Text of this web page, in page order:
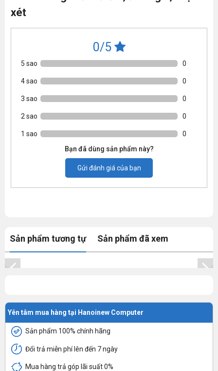
xét
0/5
5 sao 0
4 sao 0
3 sao 0
2 sao 0
1 sao
0
Bạn đã dùng sản phẩm này?
Gửi đánh giá của bạn
Sản phẩm tương tự Sản phẩm đã xem
Yên tâm mua hàng tại Hanoinew Computer
Sản phẩm 100% chính hãng
Đổi trả miễn phí lên đến 7 ngày
Mua hàng trả góp lãi suất 0%